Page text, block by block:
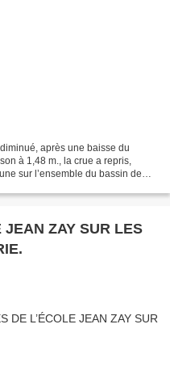
après une baisse du
à 1,48 m., la crue a repris,
sur l’ensemble du bassin de
JEAN ZAY SUR LES